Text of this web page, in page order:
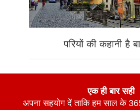
परियों की कहानी है
एक ही बार सही
अपना सहयोग दें ताकि हम साल के